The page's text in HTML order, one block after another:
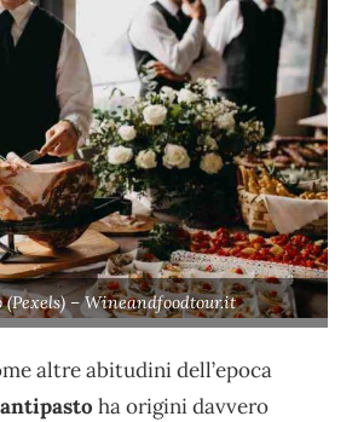
– Wineandfoodtour.it
altre abitudini dell’epoca
antipasto ha origini davvero